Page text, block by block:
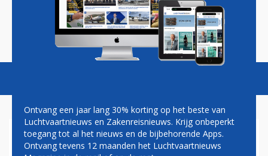
Magazine Podcasts Vacatures
LUFTHANSA GROUP HAALT
Ontvang een jaar lang 30% korting op het beste van
Luchtvaartnieuws en Zakenreisnieuws. Krijg onbeperkt
toegang tot al het nieuws en de bijbehorende Apps.
Ontvang tevens 12 maanden het Luchtvaartnieuws